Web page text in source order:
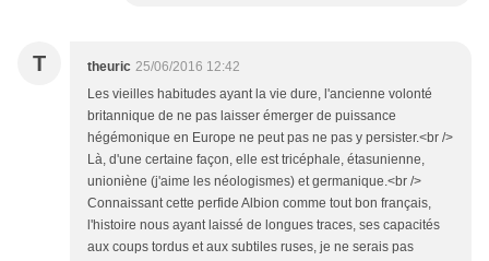
T theuric 25/06/2016 12:42
Les vieilles habitudes ayant la vie dure, l'ancienne volonté
britannique de ne pas laisser émerger de puissance
hégémonique en Europe ne peut pas ne pas y persister.<br />
Là, d'une certaine façon, elle est tricéphale, étasunienne,
unioniène (j'aime les néologismes) et germanique.<br />
Connaissant cette perfide Albion comme tout bon français,
l'histoire nous ayant laissé de longues traces, ses capacités
aux coups tordus et aux subtiles ruses, je ne serais pas